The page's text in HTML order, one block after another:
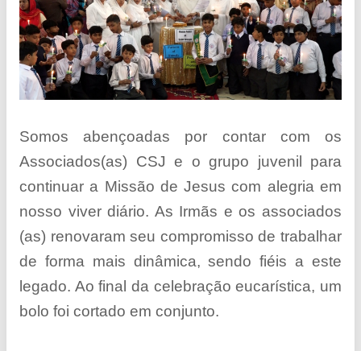
Somos abençoadas por contar com os
Associados(as) CSJ e o grupo juvenil para
continuar a Missão de Jesus com alegria em
nosso viver diário. As Irmãs e os associados
(as) renovaram seu compromisso de trabalhar
de forma mais dinâmica, sendo fiéis a este
legado. Ao final da celebração eucarística, um
bolo foi cortado em conjunto.